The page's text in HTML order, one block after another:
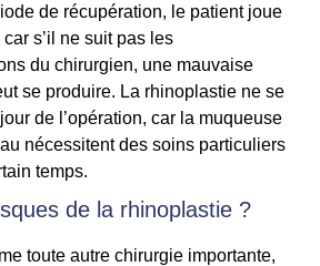
de récupération, le patient joue
s’il ne suit pas les
du chirurgien, une mauvaise
se produire. La rhinoplastie ne se
de l’opération, car la muqueuse
nécessitent des soins particuliers
temps.
de la rhinoplastie ?
toute autre chirurgie importante,